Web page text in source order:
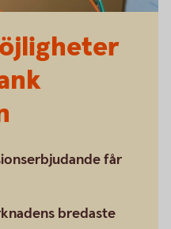
får
bredaste